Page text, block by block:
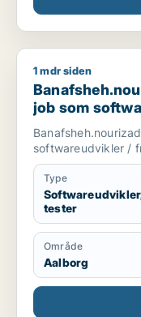
1 mdr siden
job som
softwareudvikler /
Type
tester
Område
Aalborg